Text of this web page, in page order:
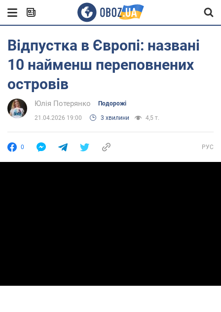
Відпустка в Європі: названі
10 найменш переповнених
островів
Юлія Потерянко Подорожі
21.04.2026 19:00 3 хвилини 4,5 т.
0 РУС